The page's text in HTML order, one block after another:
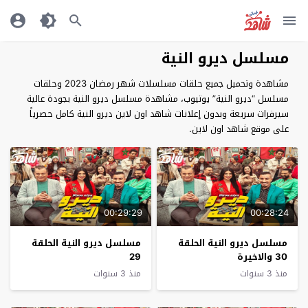
مسلسل ديرو النية
مشاهدة وتحميل جميع حلقات مسلسلات شهر رمضان 2023 وحلقات
مسلسل “ديرو النية” يوتيوب، مشاهدة مسلسل ديرو النية بجودة عالية
سيرفرات سريعة وبدون إعلانات شاهد اون لاين ديرو النية كامل حصرياً
على موقع شاهد اون لاين.
00:28:24
مسلسل ديرو النية الحلقة
30 والاخيرة
منذ 3 سنوات
00:29:29
مسلسل ديرو النية الحلقة
29
منذ 3 سنوات